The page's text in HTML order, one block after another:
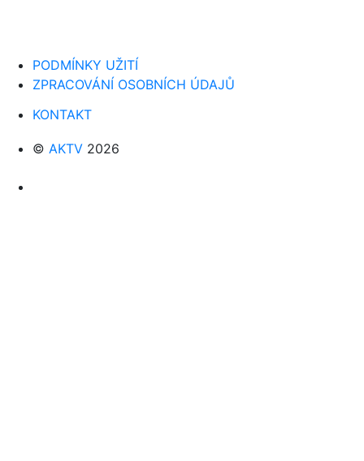
PODMÍNKY UŽITÍ
ZPRACOVÁNÍ OSOBNÍCH ÚDAJŮ
KONTAKT
© AKTV 2026